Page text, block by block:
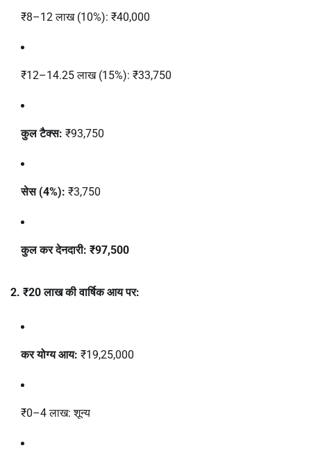
₹8–12 लाख (10%): ₹40,000
₹12–14.25 लाख (15%): ₹33,750
कुल टैक्स: ₹93,750
सेस (4%): ₹3,750
कुल कर देनदारी: ₹97,500
2. ₹20 लाख की वार्षिक आय पर:
कर योग्य आय: ₹19,25,000
₹0–4 लाख: शून्य